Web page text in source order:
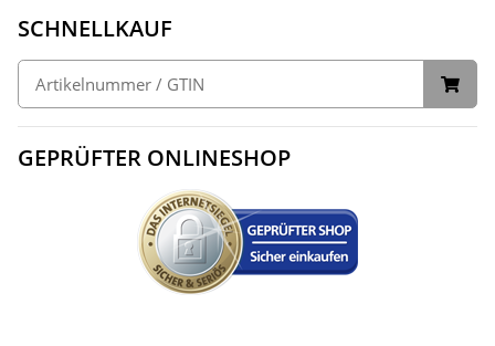
SCHNELLKAUF
GEPRÜFTER ONLINESHOP